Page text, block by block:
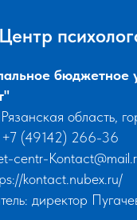
бюджетное
область,
+7 (49142) 266-36
centr-
kontact.nubex.ru/
директор